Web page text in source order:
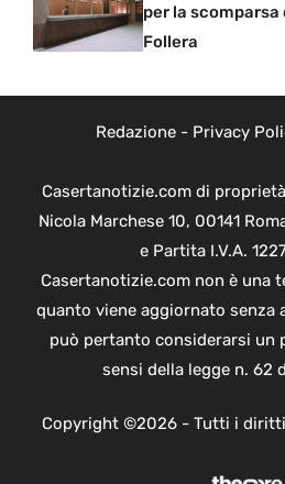
per la scomparsa
Follera
Redazione- Privacy
Casertanotizie.com di
Nicola Marchese 10, 00141
e Partita I.V.A.
Casertanotizie.com non è una
quanto viene aggiornato senza
può pertanto considerarsi un
sensi della legge n. 62
Copyright ©2026 - Tutti i